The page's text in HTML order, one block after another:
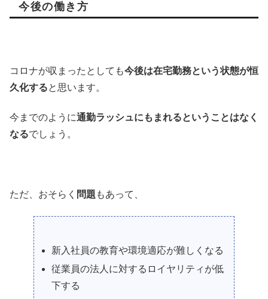
今後の働き方
コロナが収まったとしても今後は在宅勤務という状態が恒
久化すると思います。
今までのように通勤ラッシュにもまれるということはなく
なるでしょう。
ただ、おそらく 問題 もあって、
新入社員の教育や環境適応が難しくなる
従業員の法人に対するロイヤリティが低
下する